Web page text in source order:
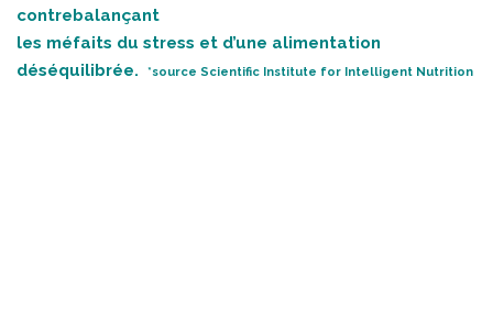
contrebalançant
les méfaits du stress et d’une alimentation
déséquilibrée.
*source Scientific Institute for Intelligent Nutrition